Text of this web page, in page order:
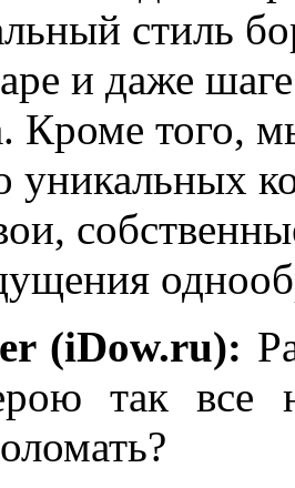
стиль
и даже шаге
Кроме того,
уникальных
(iDow.ru):
так все